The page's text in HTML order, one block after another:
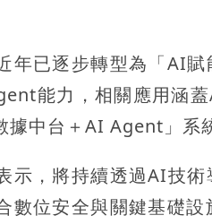
年已逐步轉型為「AI
能力，相關應用涵
中台＋AI Agent」系
示，將持續透過AI技
數位安全與關鍵基礎